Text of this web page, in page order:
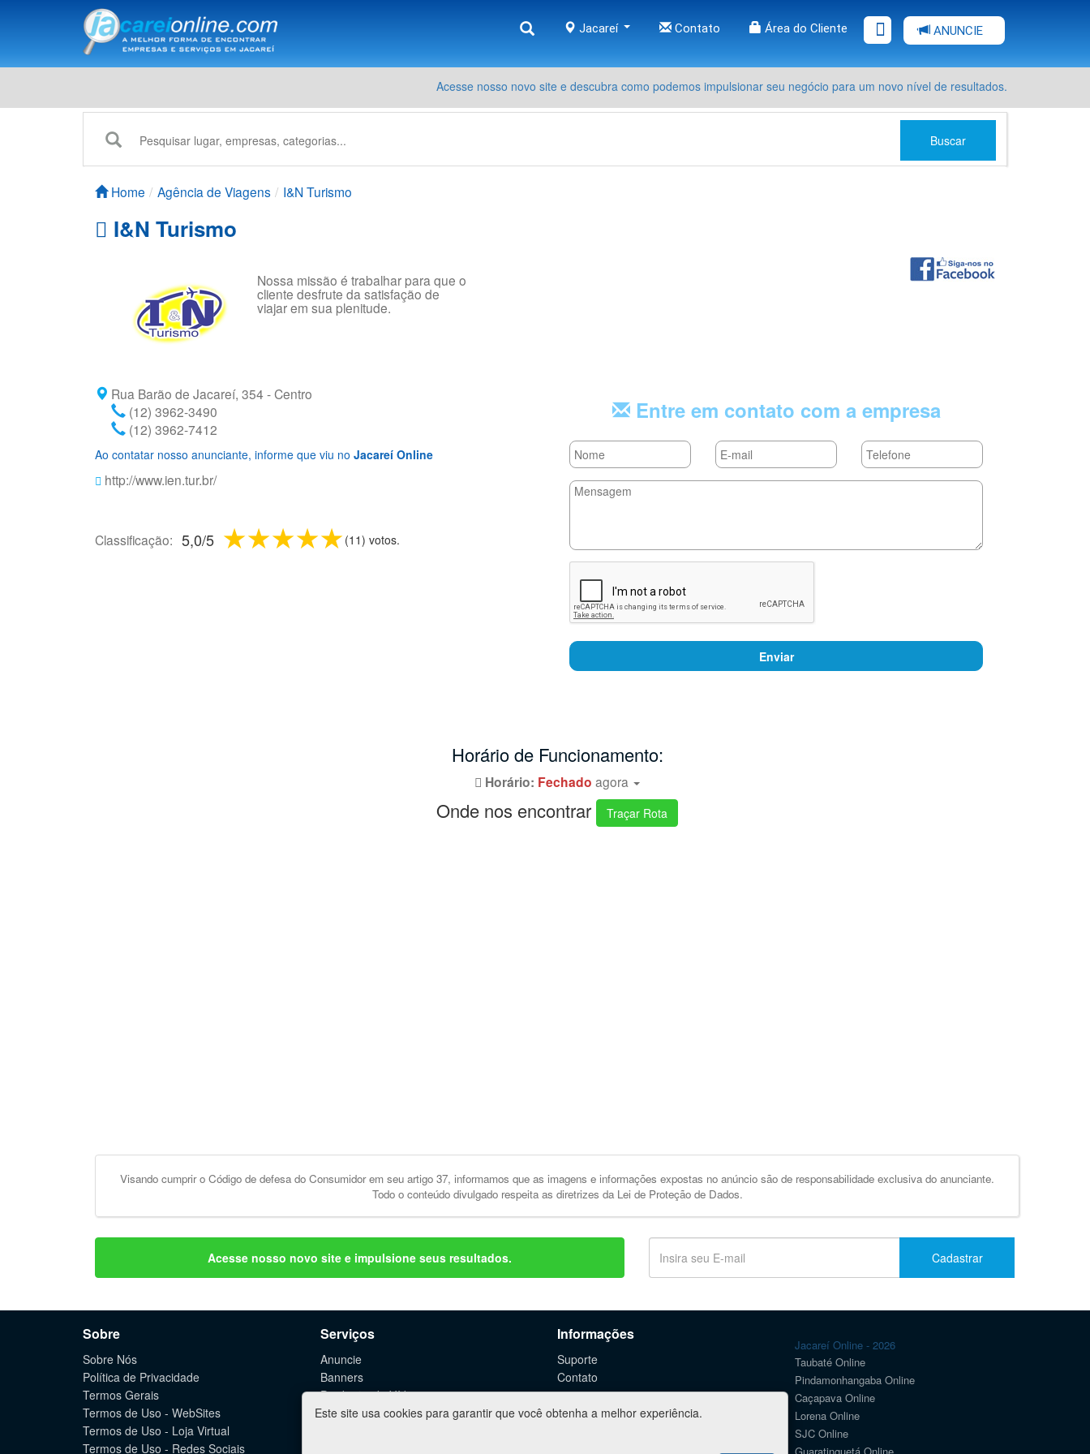
Jacareí Contato Área do Cliente ANUNCIE
Acesse nosso novo site e descubra como podemos impulsionar seu negócio para um novo nível de resultados.
Buscar
Home Agência de Viagens I&N Turismo
I&N Turismo
Nossa missão é trabalhar para que o
cliente desfrute da satisfação de
viajar em sua plenitude.
Rua Barão de Jacareí, 354 - Centro
(12) 3962-3490
(12) 3962-7412
Ao contatar nosso anunciante, informe que viu no Jacareí Online
http://www.ien.tur.br/
Classificação: 5,0/5 5 stars
4 stars
3 stars
2 stars
1 star (11) votos.
Entre em contato com a empresa
Enviar
Horário de Funcionamento:
Horário: Fechado agora
Onde nos encontrar Traçar Rota
Visando cumprir o Código de defesa do Consumidor em seu artigo 37, informamos que as imagens e informações expostas no anúncio são de responsabilidade exclusiva do anunciante.
Todo o conteúdo divulgado respeita as diretrizes da Lei de Proteção de Dados.
Acesse nosso novo site e impulsione seus resultados. Cadastrar
Sobre
Sobre Nós
Política de Privacidade
Termos Gerais
Termos de Uso - WebSites
Termos de Uso - Loja Virtual
Termos de Uso - Redes Sociais
Serviços
Anuncie
Banners
Produção de Vídeos
Criação de WebSites
Informações
Suporte
Contato
Jacareí Online - 2026
Taubaté Online
Pindamonhangaba Online
Caçapava Online
Lorena Online
SJC Online
Este site usa cookies para garantir que você obtenha a melhor experiência.